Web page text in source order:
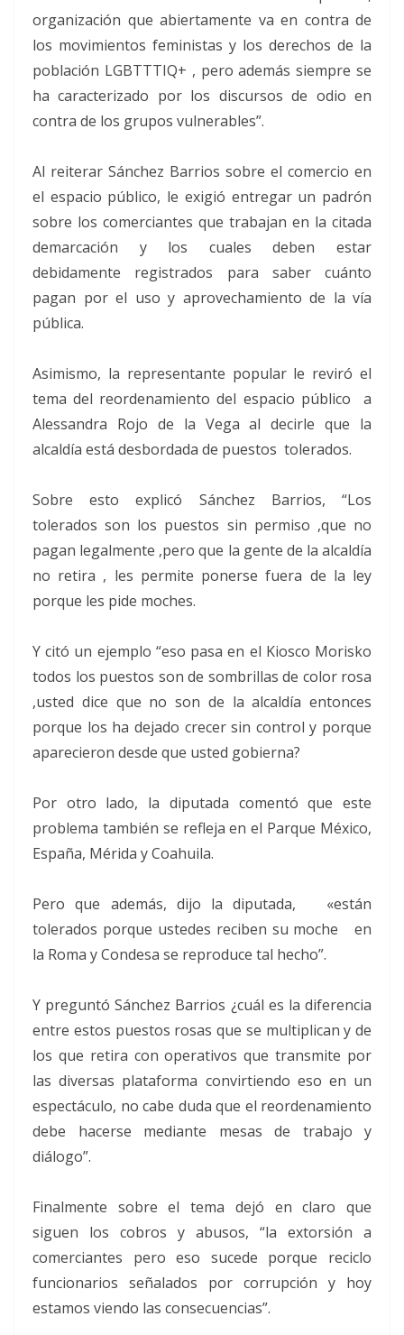
organización que abiertamente va en contra de
los movimientos feministas y los derechos de la
población LGBTTTIQ+ , pero además siempre se
ha caracterizado por los discursos de odio en
contra de los grupos vulnerables”.
Al reiterar Sánchez Barrios sobre el comercio en
el espacio público, le exigió entregar un padrón
sobre los comerciantes que trabajan en la citada
demarcación y los cuales deben estar
debidamente registrados para saber cuánto
pagan por el uso y aprovechamiento de la vía
pública.
Asimismo, la representante popular le reviró el
tema del reordenamiento del espacio público a
Alessandra Rojo de la Vega al decirle que la
alcaldía está desbordada de puestos tolerados.
Sobre esto explicó Sánchez Barrios, “Los
tolerados son los puestos sin permiso ,que no
pagan legalmente ,pero que la gente de la alcaldía
no retira , les permite ponerse fuera de la ley
porque les pide moches.
Y citó un ejemplo “eso pasa en el Kiosco Morisko
todos los puestos son de sombrillas de color rosa
,usted dice que no son de la alcaldía entonces
porque los ha dejado crecer sin control y porque
aparecieron desde que usted gobierna?
Por otro lado, la diputada comentó que este
problema también se refleja en el Parque México,
España, Mérida y Coahuila.
Pero que además, dijo la diputada, «están
tolerados porque ustedes reciben su moche en
la Roma y Condesa se reproduce tal hecho”.
Y preguntó Sánchez Barrios ¿cuál es la diferencia
entre estos puestos rosas que se multiplican y de
los que retira con operativos que transmite por
las diversas plataforma convirtiendo eso en un
espectáculo, no cabe duda que el reordenamiento
debe hacerse mediante mesas de trabajo y
diálogo”.
Finalmente sobre el tema dejó en claro que
siguen los cobros y abusos, “la extorsión a
comerciantes pero eso sucede porque reciclo
funcionarios señalados por corrupción y hoy
estamos viendo las consecuencias”.